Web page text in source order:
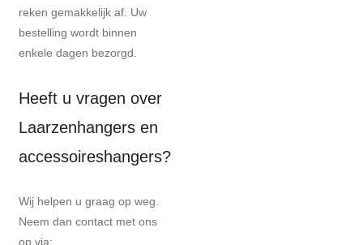
reken gemakkelijk af. Uw
bestelling wordt binnen
enkele dagen bezorgd.
Heeft u vragen over
Laarzenhangers en
accessoireshangers?
Wij helpen u graag op weg.
Neem dan contact met ons
op via: